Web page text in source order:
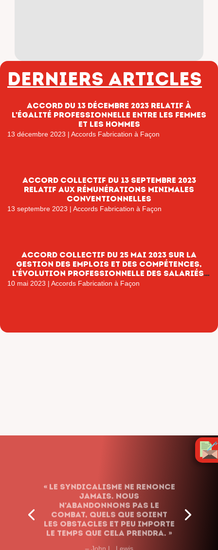
Derniers articles
Accord du 13 décembre 2023 relatif à
l’égalité professionnelle entre les femmes
et les hommes
13 décembre 2023 | Accords Fabrication à Façon
Accord collectif du 13 septembre 2023
relatif aux rémunérations minimales
conventionnelles
13 septembre 2023 | Accords Fabrication à Façon
Accord collectif du 25 mai 2023 sur la
gestion des emplois et des compétences,
l’évolution professionnelle des salariés,
l’information et l’orientation
10 mai 2023 | Accords Fabrication à Façon
« Le syndicalisme ne renonce
jamais. Nous
n’abandonnons pas le
combat, quels que soient
les obstacles et peu importe
le temps que cela prendra. »
– John L. Lewis